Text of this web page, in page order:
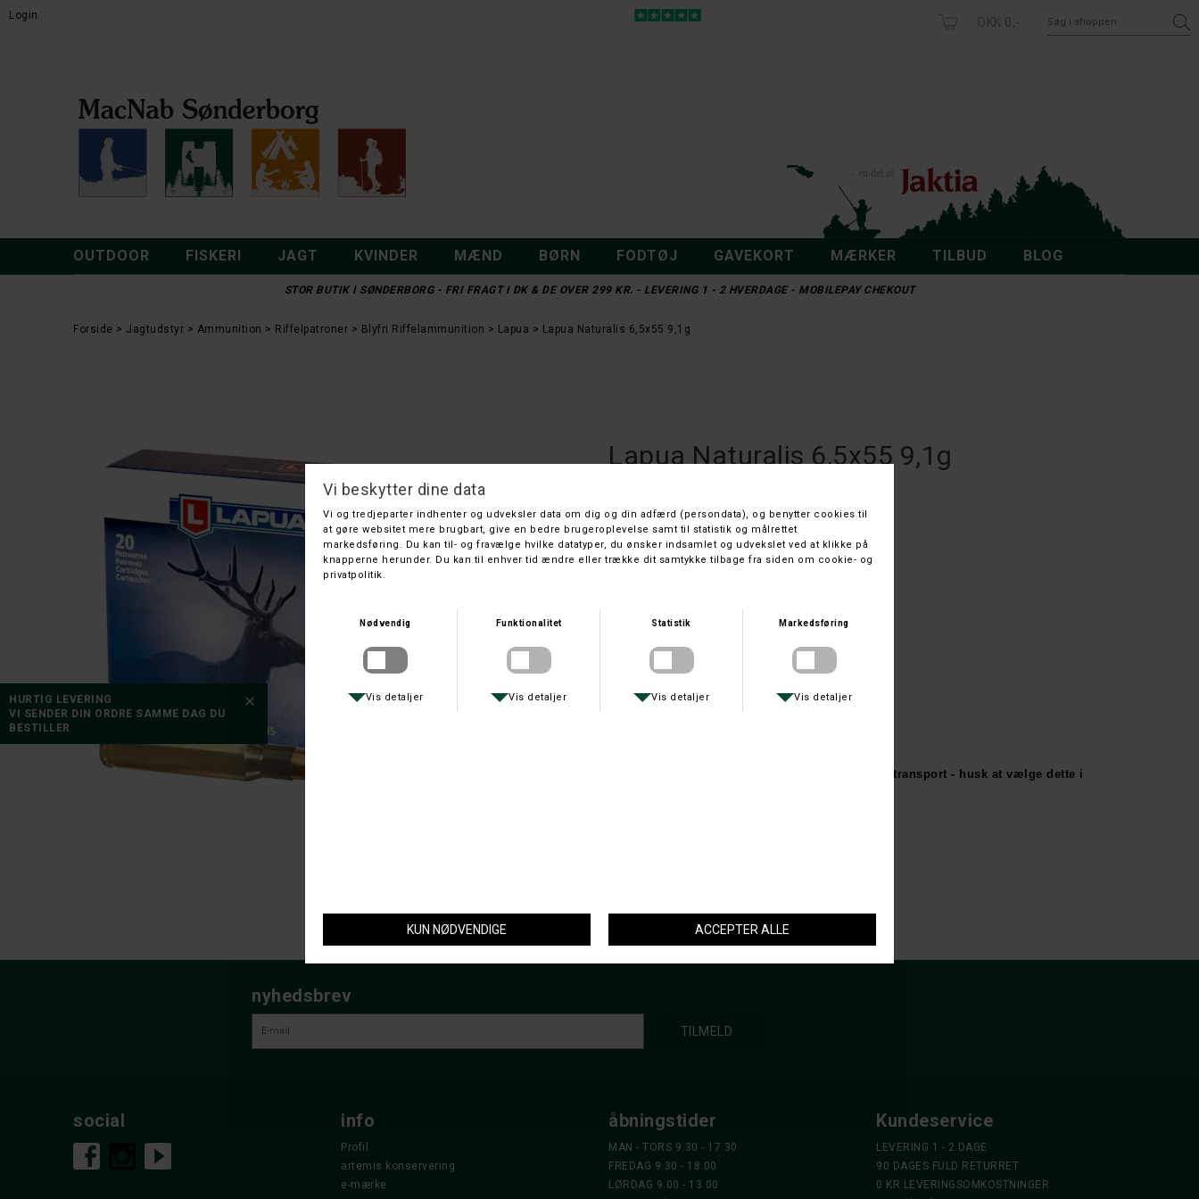
HURTIG LEVERING
VI SENDER DIN ORDRE SAMME DAG DU
BESTILLER
Login DKK 0,-
OUTDOOR FISKERI JAGT KVINDER MÆND BØRN FODTØJ GAVEKORT MÆRKER TILBUD BLOG
STOR BUTIK I SØNDERBORG - FRI FRAGT I DK & DE OVER 299 KR. - LEVERING 1 - 2 HVERDAGE - MOBILEPAY CHEKOUT
Forside Jagtudstyr Ammunition Riffelpatroner Blyfri Riffelammunition Lapua Lapua Naturalis 6,5x55 9,1g
Lapua Naturalis 6,5x55 9,1g
DKK 790,-
Kan afhentes i butikken eller sendes med våbentransport - husk at vælge dette i
nyhedsbrev
social info
Profil
artemis konservering
e-mærke
åbningstider
MAN - TORS 9.30 - 17.30
FREDAG 9.30 - 18.00
LØRDAG 9.00 - 13.00
Kundeservice
LEVERING 1 - 2 DAGE
90 DAGES FULD RETURRET
0 KR LEVERINGSOMKOSTNINGER